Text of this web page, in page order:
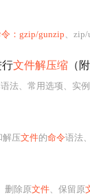
：gzip/gunzip、zip/
行文件解压缩 （
法、常用选项、实例演
解压文件的命令语法
删除原文件、保留原